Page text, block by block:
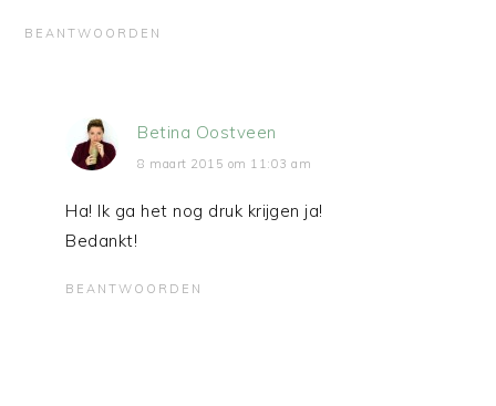
BEANTWOORDEN
Betina Oostveen
8 maart 2015 om 11:03 am
Ha! Ik ga het nog druk krijgen ja!
Bedankt!
BEANTWOORDEN